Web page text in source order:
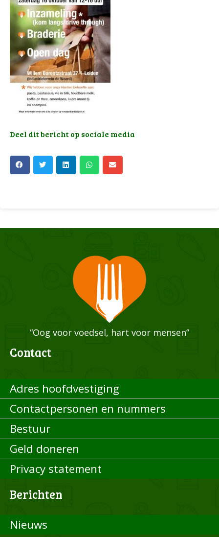
Deel dit bericht op sociale media
“Oog voor voedsel, hart voor mensen”
Contact
Adres hoofdvestiging
Contactpersonen en nummers
Bestuur
Geld doneren
Privacy statement
Berichten
Nieuws